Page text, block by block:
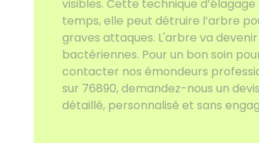
visibles. Cette technique
temps, elle peut détruire l’arbre
graves attaques. L'arbre va
bactériennes. Pour un bon soin
contacter nos émondeurs
sur 76890, demandez-nous un
détaillé, personnalisé et sans